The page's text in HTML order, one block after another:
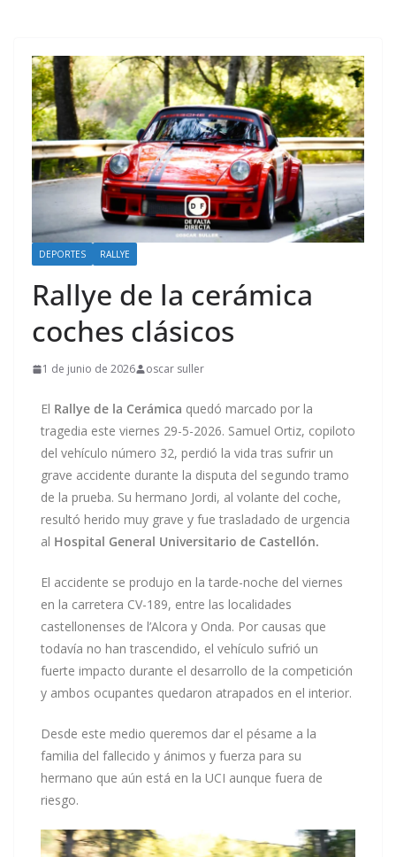
DEPORTES RALLYE
Rallye de la cerámica
coches clásicos
1 de junio de 2026 oscar suller
El Rallye de la Cerámica quedó marcado por la
tragedia este viernes 29-5-2026. Samuel Ortiz, copiloto
del vehículo número 32, perdió la vida tras sufrir un
grave accidente durante la disputa del segundo tramo
de la prueba. Su hermano Jordi, al volante del coche,
resultó herido muy grave y fue trasladado de urgencia
al Hospital General Universitario de Castellón.
El accidente se produjo en la tarde-noche del viernes
en la carretera CV-189, entre las localidades
castellonenses de l’Alcora y Onda. Por causas que
todavía no han trascendido, el vehículo sufrió un
fuerte impacto durante el desarrollo de la competición
y ambos ocupantes quedaron atrapados en el interior.
Desde este medio queremos dar el pésame a la
familia del fallecido y ánimos y fuerza para su
hermano que aún está en la UCI aunque fuera de
riesgo.